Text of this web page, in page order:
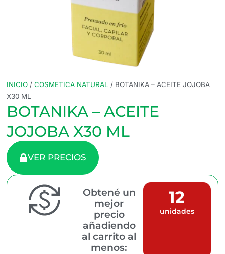
INICIO / COSMETICA NATURAL / BOTANIKA – ACEITE JOJOBA
X30 ML
BOTANIKA – ACEITE
JOJOBA X30 ML
VER PRECIOS
Obtené un
mejor
precio
añadiendo
al carrito al
menos:
12
unidades